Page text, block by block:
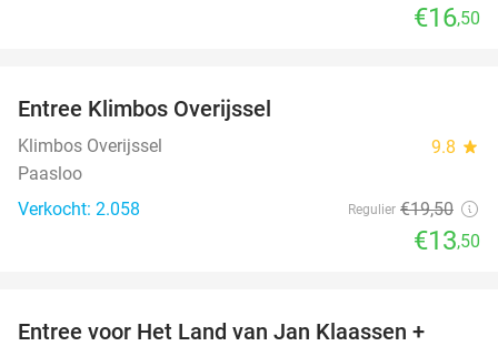
€16,50
Entree Klimbos Overijssel
Klimbos Overijssel 9.8 star
Paasloo
Verkocht: 2.058
Regulier €19,50
€13,50
Entree voor Het Land van Jan Klaassen +